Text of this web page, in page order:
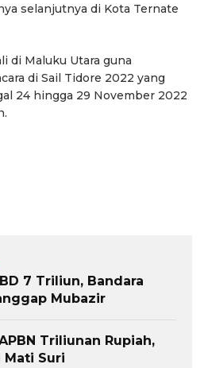
selanjutnya di Kota Ternate
di Maluku Utara guna
di Sail Tidore 2022 yang
24 hingga 29 November 2022
7 Triliun, Bandara
Mubazir
Triliunan Rupiah,
Mati Suri